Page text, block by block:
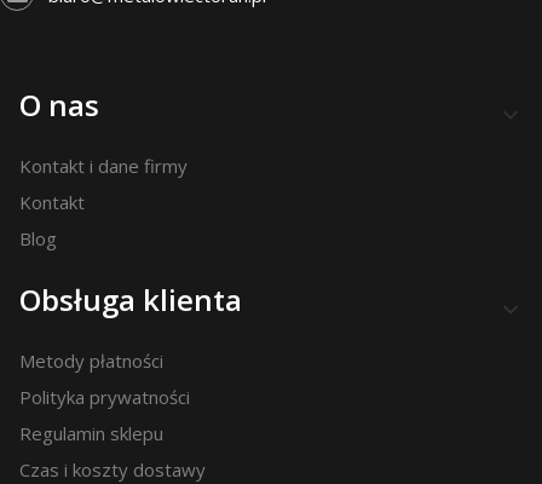
Linki w stopce
O nas
Kontakt i dane firmy
Kontakt
Blog
Obsługa klienta
Metody płatności
Polityka prywatności
Regulamin sklepu
Czas i koszty dostawy